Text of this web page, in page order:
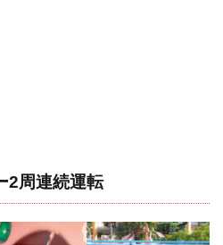
2周連続運転